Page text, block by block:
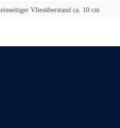
einseitiger Vliesüberstand ca. 10 cm